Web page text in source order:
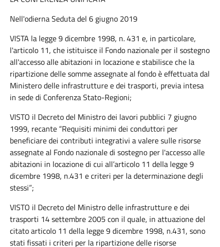
Nell'odierna Seduta del 6 giugno 2019
VISTA la legge 9 dicembre 1998, n. 431 e, in particolare,
l'articolo 11, che istituisce il Fondo nazionale per il sostegno
all'accesso alle abitazioni in locazione e stabilisce che la
ripartizione delle somme assegnate al fondo è effettuata dal
Ministero delle infrastrutture e dei trasporti, previa intesa
in sede di Conferenza Stato-Regioni;
VISTO il Decreto del Ministro dei lavori pubblici 7 giugno
1999, recante “Requisiti minimi dei conduttori per
beneficiare dei contributi integrativi a valere sulle risorse
assegnate al Fondo nazionale di sostegno per l'accesso alle
abitazioni in locazione di cui all’articolo 11 della legge 9
dicembre 1998, n.431 e criteri per la determinazione degli
stessi”;
VISTO il Decreto del Ministro delle infrastrutture e dei
trasporti 14 settembre 2005 con il quale, in attuazione del
citato articolo 11 della legge 9 dicembre 1998, n.431, sono
stati fissati i criteri per la ripartizione delle risorse